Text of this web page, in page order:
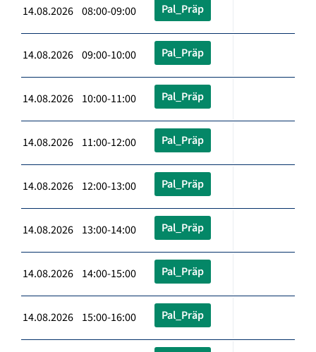
14.08.2026 08:00-09:00 Pal_Präp
14.08.2026 09:00-10:00 Pal_Präp
14.08.2026 10:00-11:00 Pal_Präp
14.08.2026 11:00-12:00 Pal_Präp
14.08.2026 12:00-13:00 Pal_Präp
14.08.2026 13:00-14:00 Pal_Präp
14.08.2026 14:00-15:00 Pal_Präp
14.08.2026 15:00-16:00 Pal_Präp